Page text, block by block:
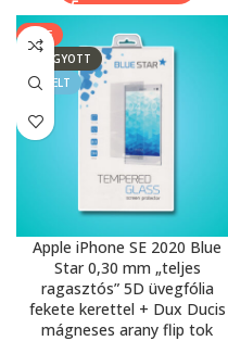
SALE
ELFOGYOTT
KIEMELT
Apple iPhone SE 2020 Blue
Star 0,30 mm „teljes
ragasztós” 5D üvegfólia
fekete kerettel + Dux Ducis
mágneses arany flip tok